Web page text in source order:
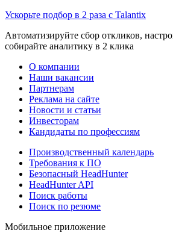
Ускорьте подбор в 2 раза с Talantix
Автоматизируйте сбор откликов,
собирайте аналитику в 2 клика
О компании
Наши вакансии
Партнерам
Реклама на сайте
Новости и статьи
Инвесторам
Кандидаты по профессиям
Производственный календарь
Требования к ПО
Безопасный HeadHunter
HeadHunter API
Поиск работы
Поиск по резюме
Мобильное приложение